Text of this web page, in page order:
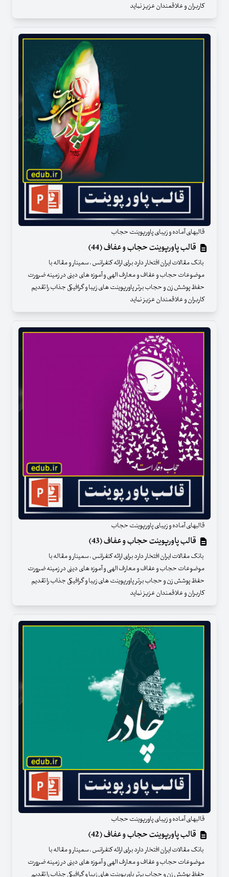
کاربران و علاقمندان عزیز نماید
قالبهای آماده و زیبای پاورپوینت حجاب
قالب پاورپوینت حجاب و عفاف (44)
بانک مقالات ایران افتخار دارد برای ارائه کنفرانس ، سمینار و مقاله با
موضوعات حجاب و عفاف و معارف الهی و آموزه های دینی در زمینه ضرورت
حفظ پوشش زن و حجاب برتر پاورپوینت های زیبا و گرافیکی جذاب را تقدیم
کاربران و علاقمندان عزیز نماید
قالبهای آماده و زیبای پاورپوینت حجاب
قالب پاورپوینت حجاب و عفاف (43)
بانک مقالات ایران افتخار دارد برای ارائه کنفرانس ، سمینار و مقاله با
موضوعات حجاب و عفاف و معارف الهی و آموزه های دینی در زمینه ضرورت
حفظ پوشش زن و حجاب برتر پاورپوینت های زیبا و گرافیکی جذاب را تقدیم
کاربران و علاقمندان عزیز نماید
قالبهای آماده و زیبای پاورپوینت حجاب
قالب پاورپوینت حجاب و عفاف (42)
بانک مقالات ایران افتخار دارد برای ارائه کنفرانس ، سمینار و مقاله با
موضوعات حجاب و عفاف و معارف الهی و آموزه های دینی در زمینه ضرورت
حفظ پوشش زن و حجاب برتر پاورپوینت های زیبا و گرافیکی جذاب را تقدیم